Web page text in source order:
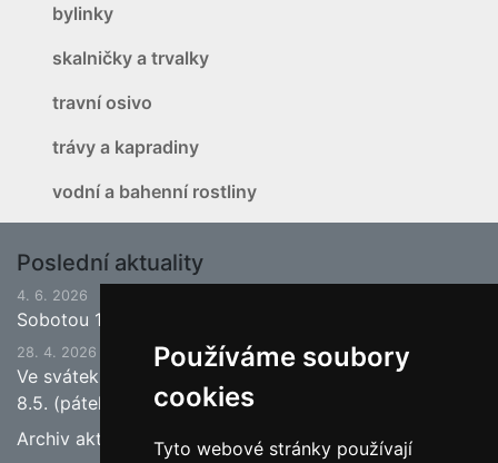
Používáme soubory
cookies
Tyto webové stránky používají
bylinky
skalničky a trvalky
travní osivo
trávy a kapradiny
vodní a bahenní rostliny
Poslední aktuality
4. 6. 2026
Sobotou 13.6.2026 bude ukončena jarní sezona.
28. 4. 2026
Ve svátek 1.5. (pátek) bude naše prodejna zavřena a
8.5. (pátek) bude otevřeno.
Archiv aktualit